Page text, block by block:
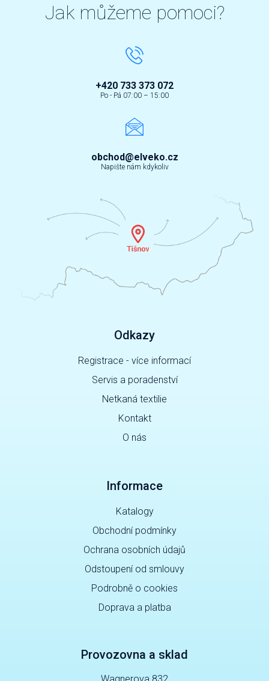
Jak můžeme pomoci?
+420 733 373 072
Po - Pá 07:00 – 15:00
obchod@elveko.cz
Napište nám kdykoliv
Odkazy
Registrace - více informací
Servis a poradenství
Netkaná textilie
Kontakt
O nás
Informace
Katalogy
Obchodní podmínky
Ochrana osobních údajů
Odstoupení od smlouvy
Podrobně o cookies
Doprava a platba
Provozovna a sklad